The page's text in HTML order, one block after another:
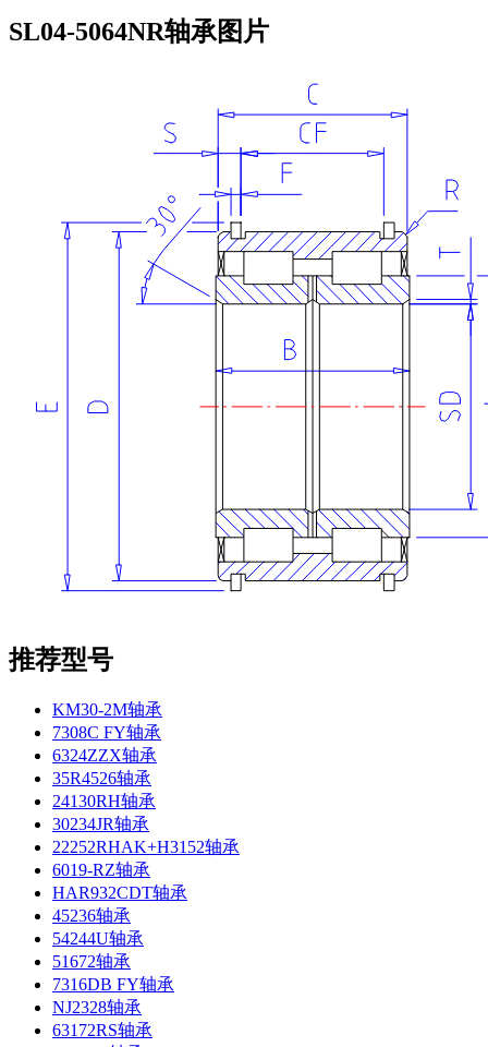
SL04-5064NR轴承图片
推荐型号
KM30-2M轴承
7308C FY轴承
6324ZZX轴承
35R4526轴承
24130RH轴承
30234JR轴承
22252RHAK+H3152轴承
6019-RZ轴承
HAR932CDT轴承
45236轴承
54244U轴承
51672轴承
7316DB FY轴承
NJ2328轴承
63172RS轴承